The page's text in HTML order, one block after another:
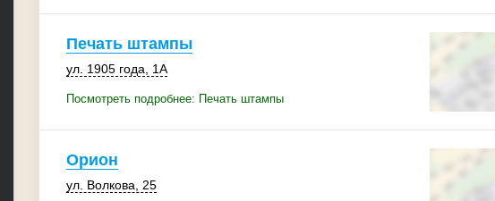
Печать штампы
ул. 1905 года, 1А
Посмотреть подробнее: Печать штампы
Орион
ул. Волкова, 25